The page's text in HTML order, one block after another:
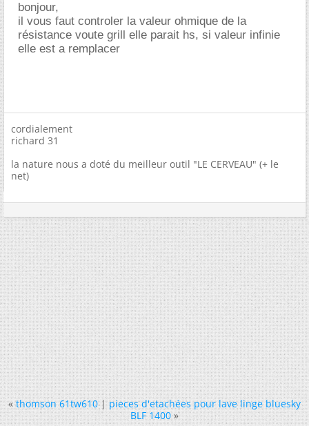
bonjour,
il vous faut controler la valeur ohmique de la
résistance voute grill elle parait hs, si valeur infinie
elle est a remplacer
cordialement
richard 31
la nature nous a doté du meilleur outil "LE CERVEAU" (+ le
net)
« thomson 61tw610|pieces d'etachées pour lave linge bluesky
BLF 1400 »